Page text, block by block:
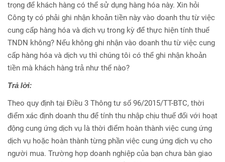
trọng để khách hàng có thể sử dụng hàng hóa này. Xin hỏi
Công ty có phải ghi nhận khoản tiền này vào doanh thu từ việc
cung cấp hàng hóa và dịch vụ trong kỳ để thực hiện tính thuế
TNDN không? Nếu không ghi nhận vào doanh thu từ việc cung
cấp hàng hóa và dịch vụ thì chúng tôi có thể ghi nhận khoản
tiền mà khách hàng trả như thế nào?
Trả lời:
Theo quy định tại Điều 3 Thông tư số 96/2015/TT-BTC, thời
điểm xác định doanh thu để tính thu nhập chịu thuế đối với hoạt
động cung ứng dịch vụ là thời điểm hoàn thành việc cung ứng
dịch vụ hoặc hoàn thành từng phần việc cung ứng dịch vụ cho
người mua. Trường hợp doanh nghiệp của bạn chưa bàn giao